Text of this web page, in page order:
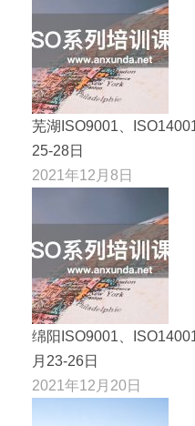
芜湖ISO9001、
25-28日
2021年12月8日
绵阳ISO9001、
月23-26日
2021年12月20日